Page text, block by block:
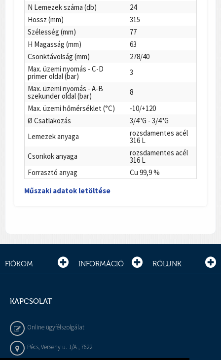
N Lemezek száma (db)
24
Hossz (mm)
315
Szélesség (mm)
77
H Magasság (mm)
63
Csonktávolság (mm)
278/40
Max. üzemi nyomás - C-D
primer oldal (bar)
3
Max. üzemi nyomás - A-B
szekunder oldal (bar)
8
Max. üzemi hőmérséklet (°C)
-10/+120
Ø Csatlakozás
3/4"G - 3/4"G
Lemezek anyaga
rozsdamentes acél
316 L
Csonkok anyaga
rozsdamentes acél
316 L
Forrasztó anyag
Cu 99,9 %
Műszaki adatok letöltése
FIÓKOM INFORMÁCIÓ RÓLUNK
KAPCSOLAT
Online ügyfélszolgálat
Pécs, Verseny u. 1/A , 7622